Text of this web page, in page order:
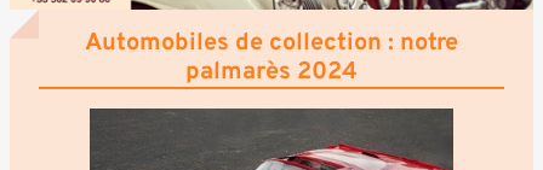
Automobiles de collection : notre
palmarès 2024